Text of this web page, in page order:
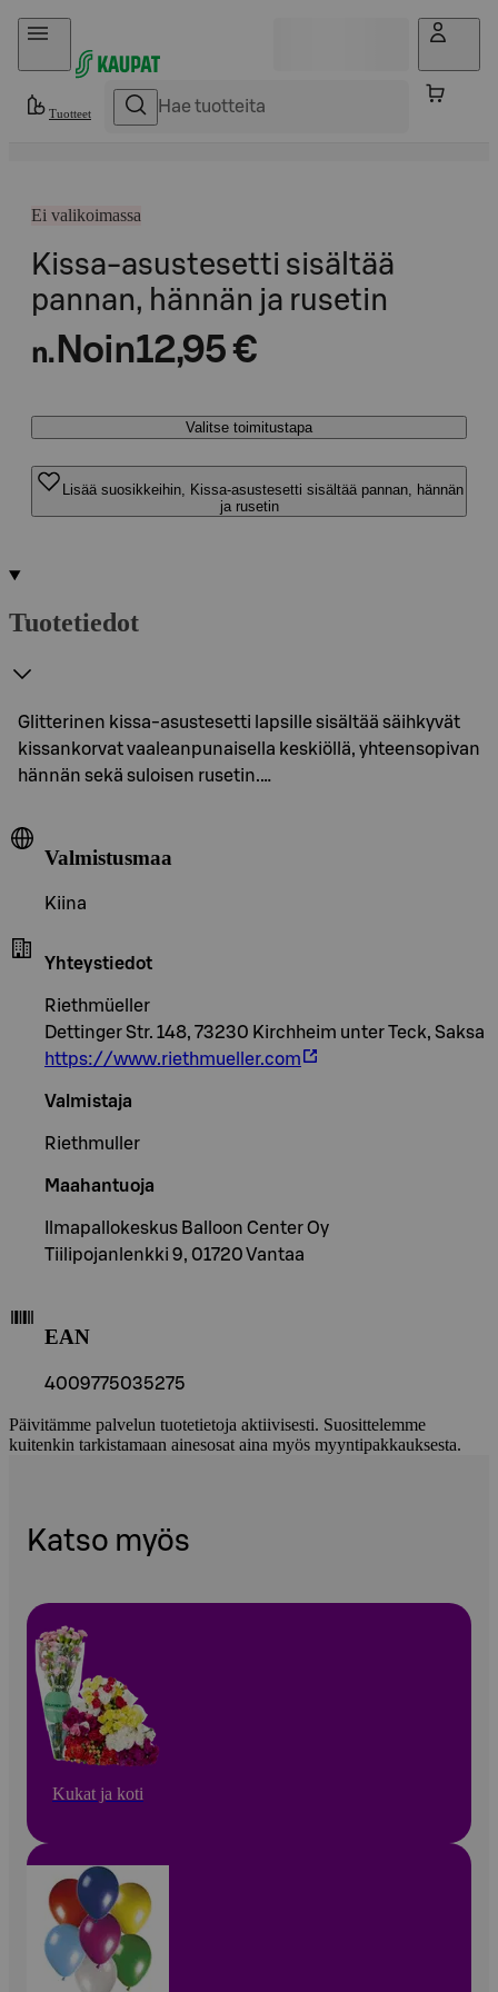
Hyppää sisältöön
Tuotteet
Ei valikoimassa
Kissa-asustesetti sisältää
pannan, hännän ja rusetin
n. Noin12,95 €
Valitse toimitustapa
Lisää suosikkeihin, Kissa-asustesetti sisältää pannan, hännän
ja rusetin
Tuotetiedot
Glitterinen kissa-asustesetti lapsille sisältää säihkyvät
kissankorvat vaaleanpunaisella keskiöllä, yhteensopivan
hännän sekä suloisen rusetin.…
Valmistusmaa
Kiina
Yhteystiedot
Riethmüeller
Dettinger Str. 148, 73230 Kirchheim unter Teck, Saksa
https://www.riethmueller.com
Valmistaja
Riethmuller
Maahantuoja
Ilmapallokeskus Balloon Center Oy
Tiilipojanlenkki 9, 01720 Vantaa
EAN
4009775035275
Päivitämme palvelun tuotetietoja aktiivisesti. Suosittelemme
kuitenkin tarkistamaan ainesosat aina myös myyntipakkauksesta.
Katso myös
Kukat ja koti